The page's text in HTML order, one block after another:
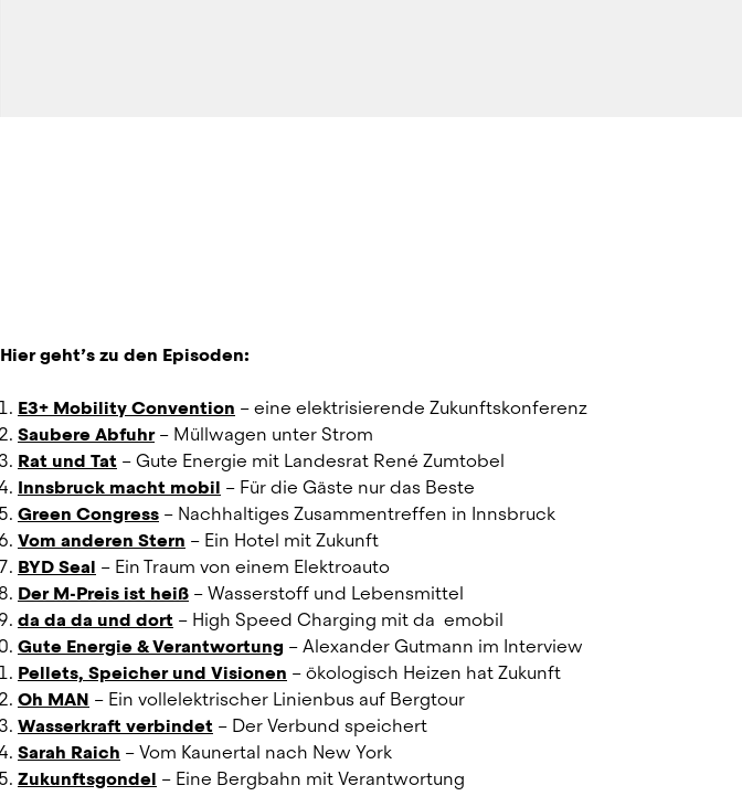
Hier geht’s zu den Episoden:
E3+ Mobility Convention – eine elektrisierende Zukunftskonferenz
Saubere Abfuhr – Müllwagen unter Strom
Rat und Tat – Gute Energie mit Landesrat René Zumtobel
Innsbruck macht mobil – Für die Gäste nur das Beste
Green Congress – Nachhaltiges Zusammentreffen in Innsbruck
Vom anderen Stern – Ein Hotel mit Zukunft
BYD Seal – Ein Traum von einem Elektroauto
Der M-Preis ist heiß – Wasserstoff und Lebensmittel
da da da und dort – High Speed Charging mit da  emobil
Gute Energie & Verantwortung – Alexander Gutmann im Interview
Pellets, Speicher und Visionen – ökologisch Heizen hat Zukunft
Oh MAN – Ein vollelektrischer Linienbus auf Bergtour
Wasserkraft verbindet – Der Verbund speichert
Sarah Raich – Vom Kaunertal nach New York
Zukunftsgondel – Eine Bergbahn mit Verantwortung